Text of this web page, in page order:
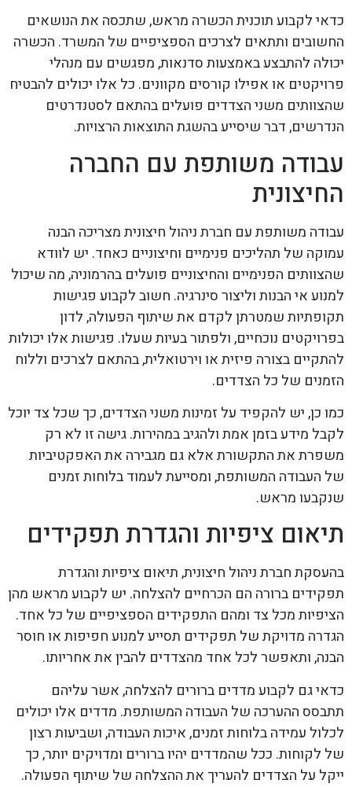
כדאי לקבוע תוכנית הכשרה מראש, שתכסה את הנושאים
החשובים ותתאים לצרכים הספציפיים של המשרד. הכשרה
יכולה להתבצע באמצעות סדנאות, מפגשים עם מנהלי
פרויקטים או אפילו קורסים מקוונים. כל אלו יכולים להבטיח
שהצוותים משני הצדדים פועלים בהתאם לסטנדרטים
הנדרשים, דבר שיסייע בהשגת התוצאות הרצויות.
עבודה משותפת עם החברה
החיצונית
עבודה משותפת עם חברת ניהול חיצונית מצריכה הבנה
עמוקה של תהליכים פנימיים וחיצוניים כאחד. יש לוודא
שהצוותים הפנימיים והחיצוניים פועלים בהרמוניה, מה שיכול
למנוע אי הבנות וליצור סינרגיה. חשוב לקבוע פגישות
תקופתיות שמטרתן לקדם את שיתוף הפעולה, לדון
בפרויקטים נוכחיים, ולפתור בעיות שעלו. פגישות אלו יכולות
להתקיים בצורה פיזית או וירטואלית, בהתאם לצרכים וללוח
הזמנים של כל הצדדים.
כמו כן, יש להקפיד על זמינות משני הצדדים, כך שכל צד יוכל
לקבל מידע בזמן אמת ולהגיב במהירות. גישה זו לא רק
משפרת את התקשורת אלא גם מגבירה את האפקטיביות
של העבודה המשותפת, ומסייעת לעמוד בלוחות זמנים
שנקבעו מראש.
תיאום ציפיות והגדרת תפקידים
בהעסקת חברת ניהול חיצונית, תיאום ציפיות והגדרת
תפקידים ברורה הם הכרחיים להצלחה. יש לקבוע מראש מהן
הציפיות מכל צד ומהם התפקידים הספציפיים של כל אחד.
הגדרה מדויקת של תפקידים תסייע למנוע חפיפות או חוסר
הבנה, ותאפשר לכל אחד מהצדדים להבין את אחריותו.
כדאי גם לקבוע מדדים ברורים להצלחה, אשר עליהם
תתבסס ההערכה של העבודה המשותפת. מדדים אלו יכולים
לכלול עמידה בלוחות זמנים, איכות העבודה, ושביעות רצון
של לקוחות. ככל שהמדדים יהיו ברורים ומדויקים יותר, כך
ייקל על הצדדים להעריך את ההצלחה של שיתוף הפעולה.